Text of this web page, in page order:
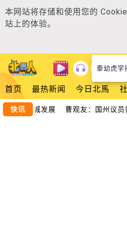
本网站将存储和使用您的
站上的体验。
首页 最热新闻 今日北馬
快讯
究助推槟城发展 曹观友：国州议员
泰幼虎学